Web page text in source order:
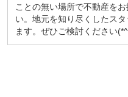
ことの無い場所で不動産を
い。地元を知り尽くしたス
ます。ぜひご検討ください